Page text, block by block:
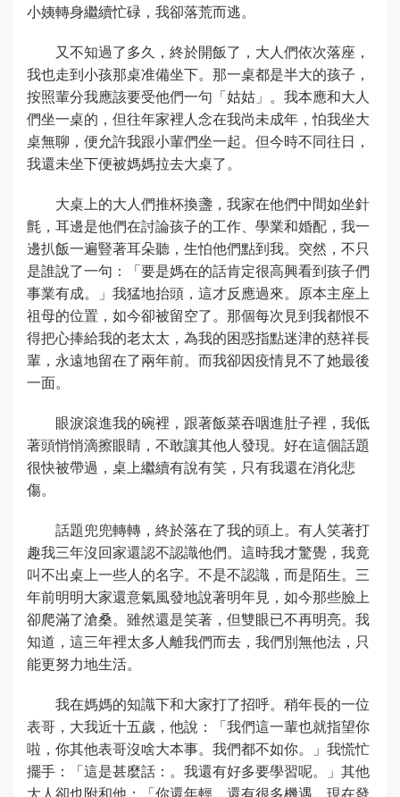
小姨轉身繼續忙碌，我卻落荒而逃。
又不知過了多久，終於開飯了，大人們依次落座，
我也走到小孩那桌准備坐下。那一桌都是半大的孩子，
按照輩分我應該要受他們一句「姑姑」。我本應和大人
們坐一桌的，但往年家裡人念在我尚未成年，怕我坐大
桌無聊，便允許我跟小輩們坐一起。但今時不同往日，
我還未坐下便被媽媽拉去大桌了。
大桌上的大人們推杯換盞，我家在他們中間如坐針
氈，耳邊是他們在討論孩子的工作、學業和婚配，我一
邊扒飯一遍豎著耳朵聽，生怕他們點到我。突然，不只
是誰說了一句：「要是媽在的話肯定很高興看到孩子們
事業有成。」我猛地抬頭，這才反應過來。原本主座上
祖母的位置，如今卻被留空了。那個每次見到我都恨不
得把心捧給我的老太太，為我的困惑指點迷津的慈祥長
輩，永遠地留在了兩年前。而我卻因疫情見不了她最後
一面。
眼淚滾進我的碗裡，跟著飯菜吞咽進肚子裡，我低
著頭悄悄滴擦眼睛，不敢讓其他人發現。好在這個話題
很快被帶過，桌上繼續有說有笑，只有我還在消化悲
傷。
話題兜兜轉轉，終於落在了我的頭上。有人笑著打
趣我三年沒回家還認不認識他們。這時我才驚覺，我竟
叫不出桌上一些人的名字。不是不認識，而是陌生。三
年前明明大家還意氣風發地說著明年見，如今那些臉上
卻爬滿了滄桑。雖然還是笑著，但雙眼已不再明亮。我
知道，這三年裡太多人離我們而去，我們別無他法，只
能更努力地生活。
我在媽媽的知識下和大家打了招呼。稍年長的一位
表哥，大我近十五歲，他說：「我們這一輩也就指望你
啦，你其他表哥沒啥大本事。我們都不如你。」我慌忙
擺手：「這是甚麼話：。我還有好多要學習呢。」其他